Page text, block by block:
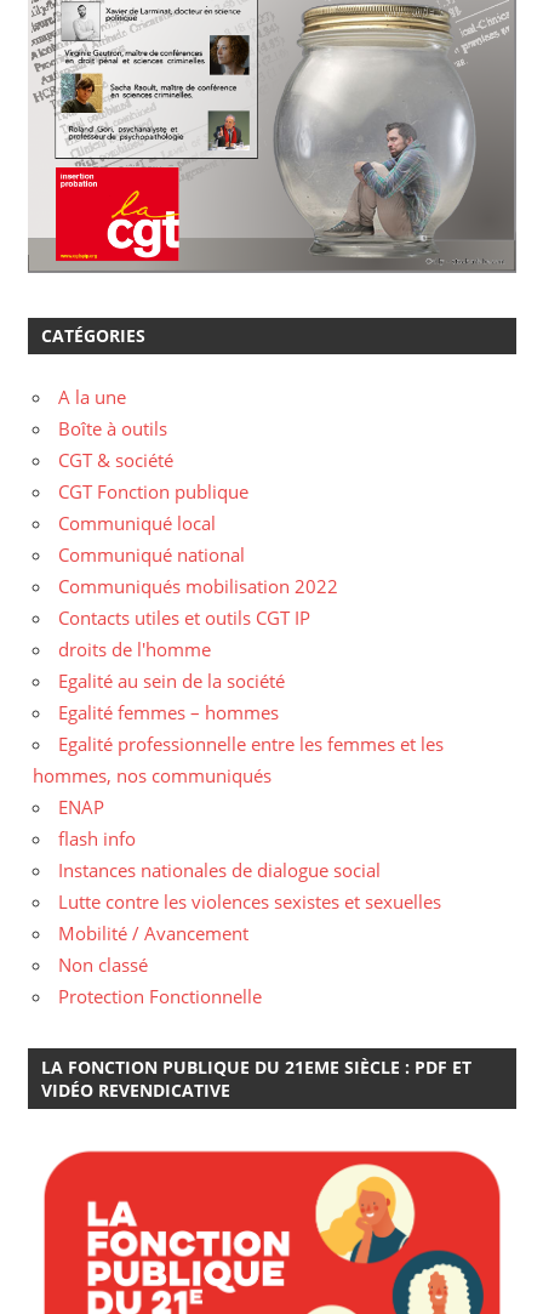
CATÉGORIES
A la une
Boîte à outils
CGT & société
CGT Fonction publique
Communiqué local
Communiqué national
Communiqués mobilisation 2022
Contacts utiles et outils CGT IP
droits de l'homme
Egalité au sein de la société
Egalité femmes – hommes
Egalité professionnelle entre les femmes et les
hommes, nos communiqués
ENAP
flash info
Instances nationales de dialogue social
Lutte contre les violences sexistes et sexuelles
Mobilité / Avancement
Non classé
Protection Fonctionnelle
LA FONCTION PUBLIQUE DU 21EME SIÈCLE : PDF ET
VIDÉO REVENDICATIVE